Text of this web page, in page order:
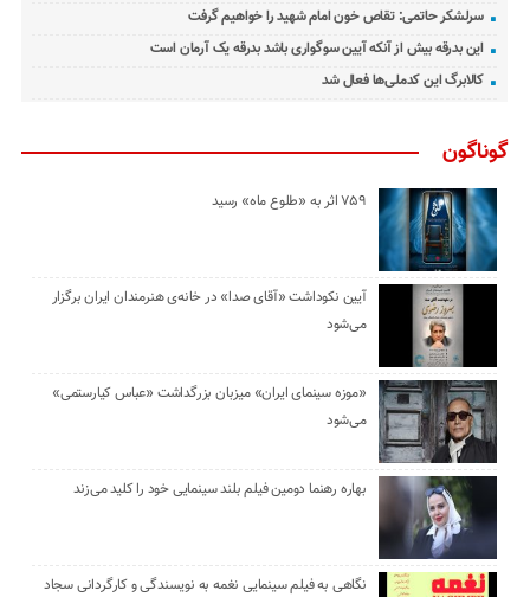
سرلشکر حاتمی: تقاص خون امام شهید را خواهیم گرفت
این بدرقه بیش از آنکه آیین سوگواری باشد بدرقه یک آرمان است
کالابرگ این کدملی‌ها فعال شد
گوناگون
۷۵۹ اثر به «طلوع ماه» رسید
آیین نکوداشت «آقای صدا» در خانه‌ی هنرمندان ایران برگزار
می‌شود
«موزه سینمای ایران» میزبان بزرگداشت «عباس کیارستمی»
می‌شود
بهاره رهنما دومین فیلم بلند سینمایی خود را کلید می‌زند
نگاهی به فیلم سینمایی نغمه به نویسندگی و کارگردانی سجاد